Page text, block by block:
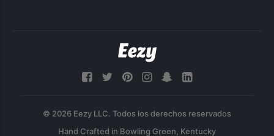
© 2026 Eezy LLC. Todos los derechos reservados